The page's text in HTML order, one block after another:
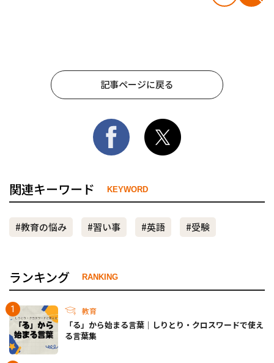
記事ページに戻る
関連キーワード KEYWORD
#教育の悩み #習い事 #英語 #受験
ランキング RANKING
教育
「る」から始まる言葉｜しりとり・クロスワードで使え
る言葉集